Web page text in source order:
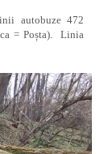
autobuze 472
= Poșta). Linia